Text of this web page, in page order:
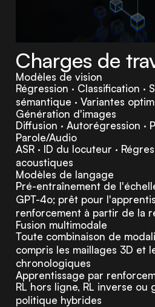
Charges de
Modèles de vision
Régression · Classification ·
sémantique · Variantes
Génération d'images
Diffusion · Autorégression ·
Parole/Audio
ASR · ID du locuteur ·
acoustiques
Modèles de langage
Pré-entraînement de
GPT-4o; prêt pour
renforcement à partir de la
Fusion multimodale
Toute combinaison de
compris les maillages 3D et
chronologiques
Apprentissage par
RL hors ligne, RL inverse ou
politique hybrides